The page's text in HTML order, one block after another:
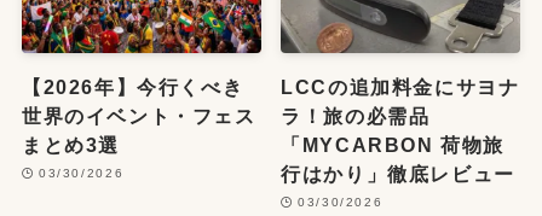
【2026年】今行くべき
世界のイベント・フェス
まとめ3選
03/30/2026
LCCの追加料金にサヨナ
ラ！旅の必需品
「MYCARBON 荷物旅
行はかり」徹底レビュー
03/30/2026